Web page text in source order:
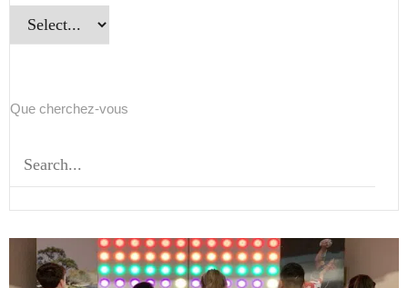
Que cherchez-vous